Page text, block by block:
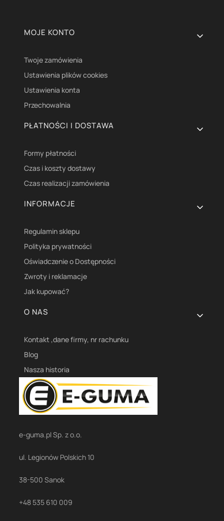
Linki w stopce
MOJE KONTO
Twoje zamówienia
Ustawienia plików cookies
Ustawienia konta
Przechowalnia
PŁATNOŚCI I DOSTAWA
Formy płatności
Czas i koszty dostawy
Czas realizacji zamówienia
INFORMACJE
Regulamin sklepu
Polityka prywatności
Oświadczenie o Dostępności
Zwroty i reklamacje
Jak kupować?
O NAS
Kontakt ,dane firmy, nr rachunku
Blog
Nasza historia
e-guma.pl Sp. z o.o.
ul. Legionów Polskich 10
38-500 Sanok
+48 535 610 009